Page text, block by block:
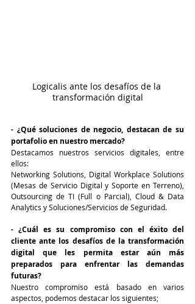
Logicalis ante los desafíos de la
transformación digital
- ¿Qué soluciones de negocio, destacan de su
portafolio en nuestro mercado?
Destacamos nuestros servicios digitales, entre
ellos:
Networking Solutions, Digital Workplace Solutions
(Mesas de Servicio Digital y Soporte en Terreno),
Outsourcing de TI (Full o Parcial), Cloud & Data
Analytics y Soluciones/Servicios de Seguridad.
- ¿Cuál es su compromiso con el éxito del
cliente ante los desafíos de la transformación
digital que les permita estar aún más
preparados para enfrentar las demandas
futuras?
Nuestro compromiso está basado en varios
aspectos, podemos destacar los siguientes;